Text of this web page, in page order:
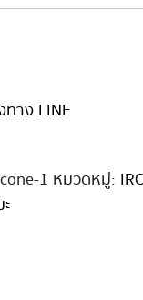
ทาง LINE
1 หมวดหมู่: